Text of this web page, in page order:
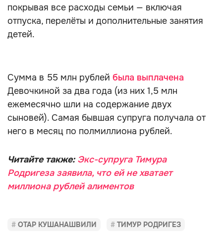
покрывая все расходы семьи — включая
отпуска, перелёты и дополнительные занятия
детей.
Сумма в 55 млн рублей была выплачена
Девочкиной за два года (из них 1,5 млн
ежемесячно шли на содержание двух
сыновей). Самая бывшая супруга получала от
него в месяц по полмиллиона рублей.
Читайте также: Экс-супруга Тимура
Родригеза заявила, что ей не хватает
миллиона рублей алиментов
ОТАР КУШАНАШВИЛИ ТИМУР РОДРИГЕЗ